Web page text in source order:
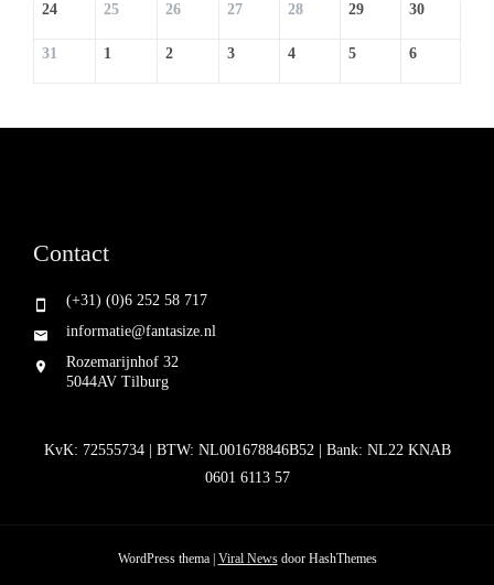
24 25 26 27 28 29 30
31 1 2 3 4 5 6
Contact
(+31) (0)6 252 58 717
informatie@fantasize.nl
Rozemarijnhof 32
5044AV Tilburg
KvK: 72555734 | BTW: NL001678846B52 | Bank: NL22 KNAB
0601 6113 57
WordPress thema Viral Newsdoor HashThemes